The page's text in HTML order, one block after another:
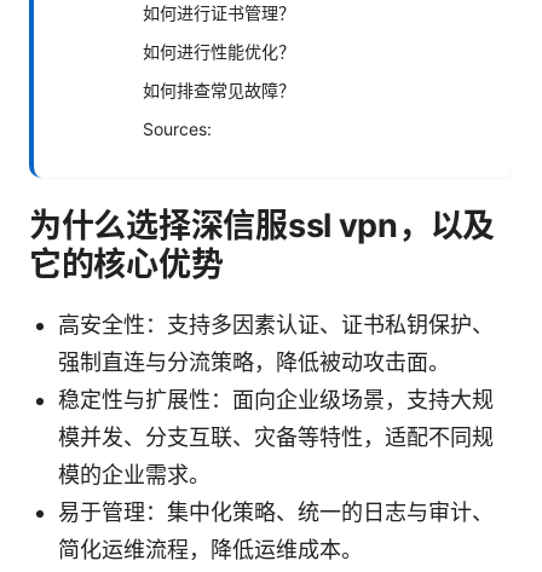
如何进行证书管理？
如何进行性能优化？
如何排查常见故障？
Sources:
为什么选择深信服ssl vpn，以及
它的核心优势
高安全性：支持多因素认证、证书私钥保护、
强制直连与分流策略，降低被动攻击面。
稳定性与扩展性：面向企业级场景，支持大规
模并发、分支互联、灾备等特性，适配不同规
模的企业需求。
易于管理：集中化策略、统一的日志与审计、
简化运维流程，降低运维成本。